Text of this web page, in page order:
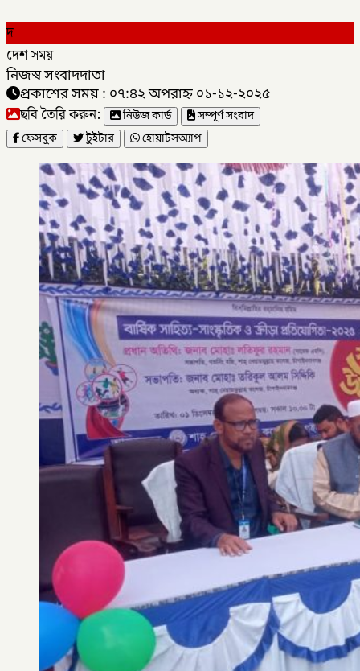
দ
দেশ সময়
নিজস্ব সংবাদদাতা
প্রকাশের সময় : ০৭:৪২ অপরাহ্ন ০১-১২-২০২৫
ছবি তৈরি করুন: নিউজ কার্ড
সম্পূর্ণ সংবাদ
ফেসবুক
টুইটার হোয়াটসঅ্যাপ